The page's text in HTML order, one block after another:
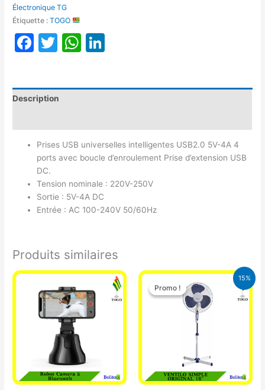
Électronique TG
Étiquette :TOGO
Facebook
TwitterWhatsApp
Description
Prises USB universelles intelligentes USB2.0 5V-4A 4
ports avec boucle d’enroulement Prise d’extension USB
DC.
Tension nominale : 220V-250V
Sortie : 5V-4A DC
Entrée : AC 100-240V 50/60Hz
Produits similaires
15%
Promo !
Promo !
Le
prix
initial
était :
10.000 CFA.
Le